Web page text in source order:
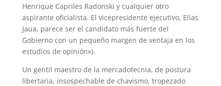
Henrique Capriles Radonski y cualquier otro
aspirante oficialista. El vicepresidente ejecutivo, Elías
Jaua, parece ser el candidato más fuerte del
Gobierno con un pequeño margen de ventaja en los
estudios de opinión»).
Un gentil maestro de la mercadotecnia, de postura
libertaria, insospechable de chavismo, tropezado